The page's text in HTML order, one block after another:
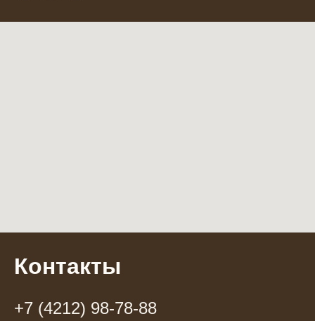
Контакты
+7 (4212) 98-78-88